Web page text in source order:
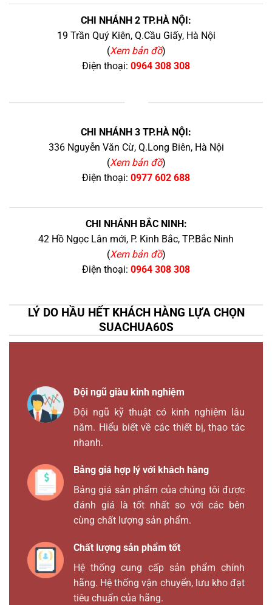
CHI NHÁNH 2 TP.HÀ NỘI:
19 Trần Quý Kiên, Q.Cầu Giấy, Hà Nội
(Xem bản đồ)
Điện thoại: 0964 308 308
CHI NHÁNH 3 TP.HÀ NỘI:
336 Nguyễn Văn Cừ, Q.Long Biên, Hà Nội
(Xem bản đồ)
Điện thoại: 0977 602 688
CHI NHÁNH BẮC NINH:
42 Hồ Ngọc Lân mới, P. Kinh Bắc, TP.Bắc Ninh
(Xem bản đồ)
Điện thoại: 0964 308 308
LÝ DO HẦU HẾT KHÁCH HÀNG LỰA CHỌN
SUACHUA60S
Đội ngũ giàu kinh nghiệm
Đội ngũ kỹ thuật có kinh nghiệm lâu
năm. Hiểu biết về các thiết bị, thao tác
nhanh.
Bảng giá hợp lý với khách hàng
Bảng giá sản phẩm của chúng tôi được
đánh giá là tốt nhất so với các bên
cùng chất lượng sản phẩm.
Chất lượng sản phẩm tốt
Hệ thống cung cấp sản phẩm chính
hãng. Hệ thống vận chuyển, lưu kho đạt
tiêu chuẩn của hãng.